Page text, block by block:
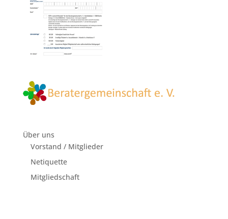
Über uns
Vorstand / Mitglieder
Netiquette
Mitgliedschaft